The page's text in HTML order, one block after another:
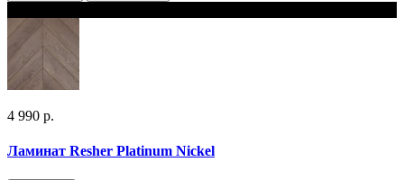
4 990 р.
Ламинат Resher Platinum Nickel